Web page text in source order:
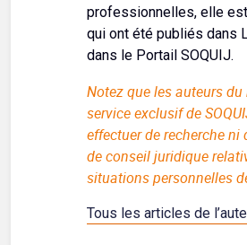
professionnelles, elle est
qui ont été publiés dans
dans le Portail SOQUIJ.
Notez que les auteurs
service exclusif de
effectuer de recherche
de conseil juridique
situations personnelles
Tous les articles de